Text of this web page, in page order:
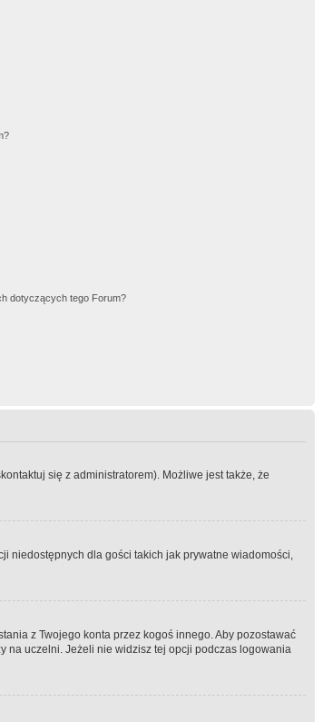
dotyczących tego Forum?
się z administratorem). Możliwe jest także, że
niedostępnych dla gości takich jak prywatne wiadomości,
z Twojego konta przez kogoś innego. Aby pozostawać
na uczelni. Jeżeli nie widzisz tej opcji podczas logowania